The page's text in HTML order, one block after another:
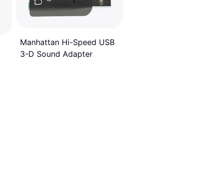
Manhattan Hi-Speed ​​USB
3-D Sound Adapter